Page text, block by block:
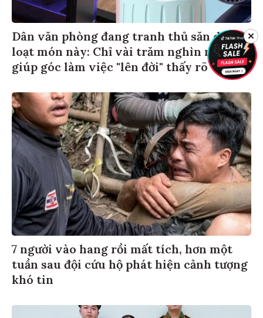
Dân văn phòng đang tranh thủ săn deal
loạt món này: Chỉ vài trăm nghìn nhưng
giúp góc làm việc "lên đời" thấy rõ
7 người vào hang rồi mất tích, hơn một
tuần sau đội cứu hộ phát hiện cảnh tượng
khó tin
✕